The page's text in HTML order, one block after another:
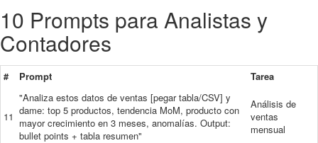
10 Prompts para Analistas y
Contadores
# Prompt Tarea
11
"Analiza estos datos de ventas [pegar tabla/CSV] y
dame: top 5 productos, tendencia MoM, producto con
mayor crecimiento en 3 meses, anomalías. Output:
bullet points + tabla resumen"
Análisis de
ventas
mensual